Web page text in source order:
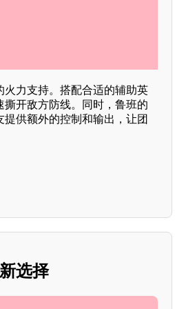
力支持。搭配合适的辅助英
开敌方防线。同时，鲁班的
供额外的控制和输出，让团
选择